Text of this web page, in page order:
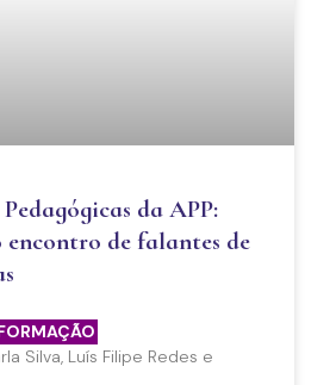
da APP:
encontro de falantes de
Silva, Luís Filipe Redes e